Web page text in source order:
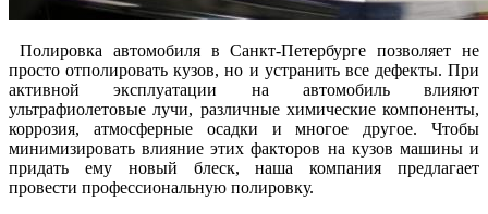
Полировка автомобиля в Санкт-Петербурге позволяет не
просто отполировать кузов, но и устранить все дефекты. При
активной эксплуатации на автомобиль влияют
ультрафиолетовые лучи, различные химические компоненты,
коррозия, атмосферные осадки и многое другое. Чтобы
минимизировать влияние этих факторов на кузов машины и
придать ему новый блеск, наша компания предлагает
провести профессиональную полировку.